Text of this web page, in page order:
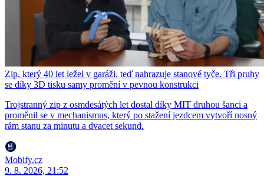
Zip, který 40 let ležel v garáži, teď nahrazuje stanové tyče. Tři pruhy
se díky 3D tisku samy promění v pevnou konstrukci
Trojstranný zip z osmdesátých let dostal díky MIT druhou šanci a
proměnil se v mechanismus, který po stažení jezdcem vytvoří nosný
rám stanu za minutu a dvacet sekund.
Mobify.cz
9. 8. 2026, 21:52